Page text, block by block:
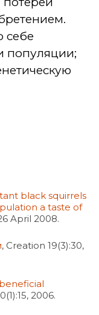
себе
популяции;
black squirrels
a taste of
April 2008.
, Creation 19(3):30,
2006.